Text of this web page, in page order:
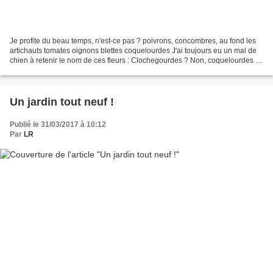
Je profite du beau temps, n'est-ce pas ? poivrons, concombres, au fond les
artichauts tomates oignons blettes coquelourdes J'ai toujours eu un mal de
chien à retenir le nom de ces fleurs : Clochegourdes ? Non, coquelourdes !
Un jardin tout neuf !
Publié le 31/03/2017 à 10:12
Par LR